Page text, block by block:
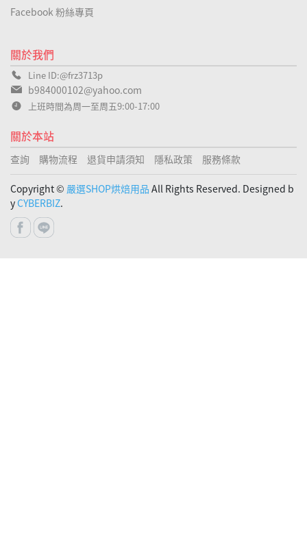
關於我們
Line ID:@frz3713p
b984000102@yahoo.com
上班時間為周一至周五9:00-17:00
關於本站
查詢 購物流程 退貨申請須知 隱私政策 服務條款
Facebook 粉絲專頁
Copyright © 嚴選SHOP烘焙用品 All Rights Reserved. Designed b
yCYBERBIZ.